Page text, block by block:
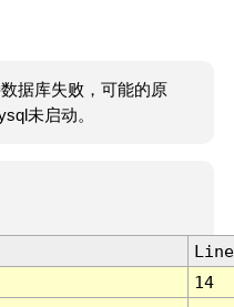
据库失败，可能的原
未启动。
Line
14